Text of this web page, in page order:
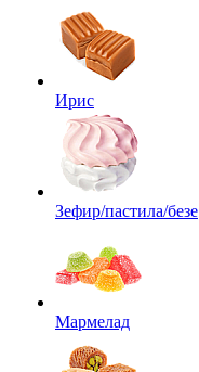
Ирис
Зефир/пастила/безе
Мармелад